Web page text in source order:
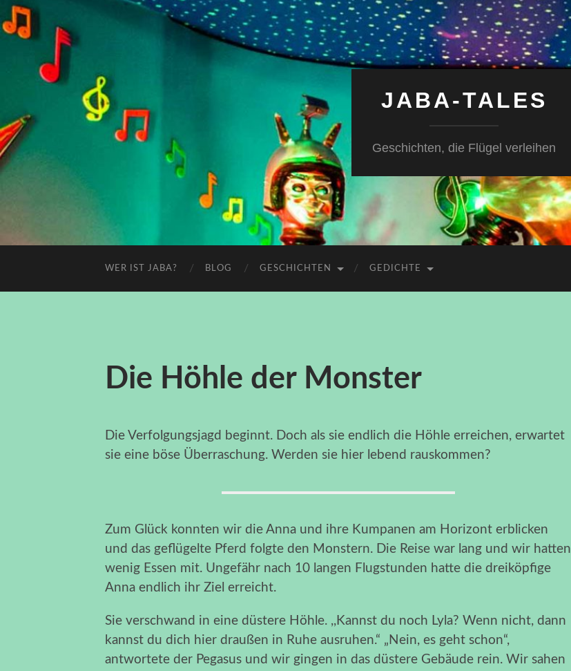
JABA-TALES
Geschichten, die Flügel verleihen
WER IST JABA? BLOG GESCHICHTEN GEDICHTE
Die Höhle der Monster
Die Verfolgungsjagd beginnt. Doch als sie endlich die Höhle erreichen, erwartet
sie eine böse Überraschung. Werden sie hier lebend rauskommen?
Zum Glück konnten wir die Anna und ihre Kumpanen am Horizont erblicken
und das geflügelte Pferd folgte den Monstern. Die Reise war lang und wir hatten
wenig Essen mit. Ungefähr nach 10 langen Flugstunden hatte die dreiköpfige
Anna endlich ihr Ziel erreicht.
Sie verschwand in eine düstere Höhle. ,,Kannst du noch Lyla? Wenn nicht, dann
kannst du dich hier draußen in Ruhe ausruhen.“ „Nein, es geht schon“,
antwortete der Pegasus und wir gingen in das düstere Gebäude rein. Wir sahen